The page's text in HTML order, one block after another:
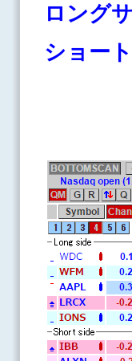
ロング
ショ